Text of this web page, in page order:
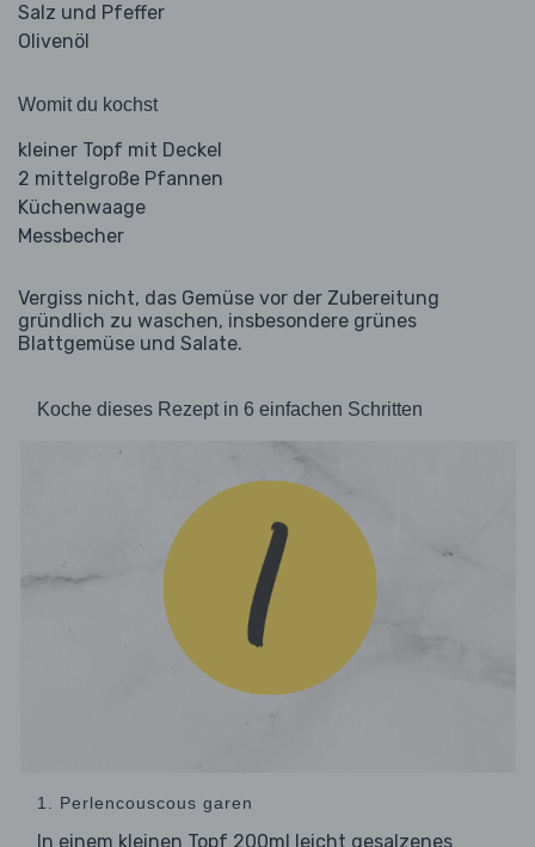
Salz und Pfeffer
Olivenöl
Womit du kochst
kleiner Topf mit Deckel
2 mittelgroße Pfannen
Küchenwaage
Messbecher
Vergiss nicht, das Gemüse vor der Zubereitung
gründlich zu waschen, insbesondere grünes
Blattgemüse und Salate.
Koche dieses Rezept in 6 einfachen Schritten
1. Perlencouscous garen
In einem kleinen Topf 200ml leicht gesalzenes